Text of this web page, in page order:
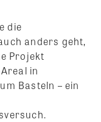
die
anders geht,
Projekt
in
Basteln – ein